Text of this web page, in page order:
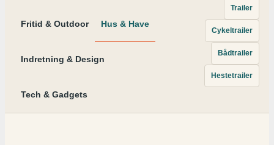
Fritid & Outdoor Hus & Have
Indretning & Design
Tech & Gadgets
Trailer
Cykeltrailer
Bådtrailer
Hestetrailer